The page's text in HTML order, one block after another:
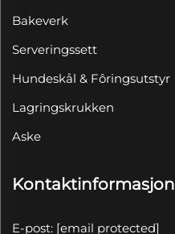
Bakeverk
Serveringssett
Hundeskål & Fôringsutstyr
Lagringskrukken
Aske
Kontaktinformasjon
E-post: [email protected]